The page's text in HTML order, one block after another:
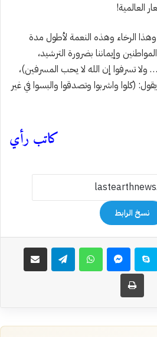
العالمية!
الرخاء وهذه النعمة لأطول مدة
وإيماننا بضرورة الترشيد،
ولا تسرفوا إن الله لا يحب المسرفين)،
(كلوا واشربوا وتصدقوا والبسوا في غير
كاتب رأي
نسخ الرابط
سكايب ماسنجر واتساب تيلقرام مشاركة عبر البريد
طباعة